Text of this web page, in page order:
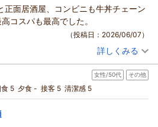
らの返信
だき、誠にありがとうございます。
についてお褒めのお言葉をいただ
ご滞在が良い思い出となりましたこ
に関する貴重なご意見をお寄せいた
。お子様とのご宿泊ならではのご不
いませんでした。
ロントにて承っておりますので、次
正面居酒屋、コンビニも牛丼チェーン
コスパも最高でした。
（投稿日：2026/06/07）
代)
企画／ツイン確約】［食事なし］１名で
・快適ステイ
ツイン 食事なし
人一人あたり/税込)
詳しくみる
女性/50代 その他
5 夕食 - 接客 5 清潔感 5